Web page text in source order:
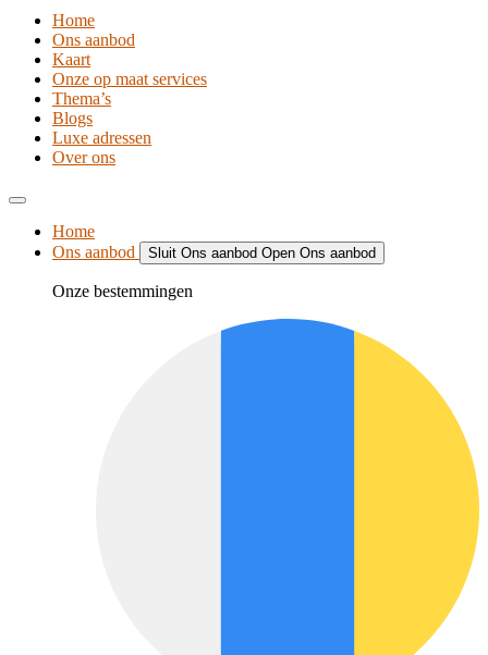
Home
Ons aanbod
Kaart
Onze op maat services
Thema’s
Blogs
Luxe adressen
Over ons
Home
Ons aanbod
Sluit Ons aanbod Open Ons aanbod
Onze bestemmingen